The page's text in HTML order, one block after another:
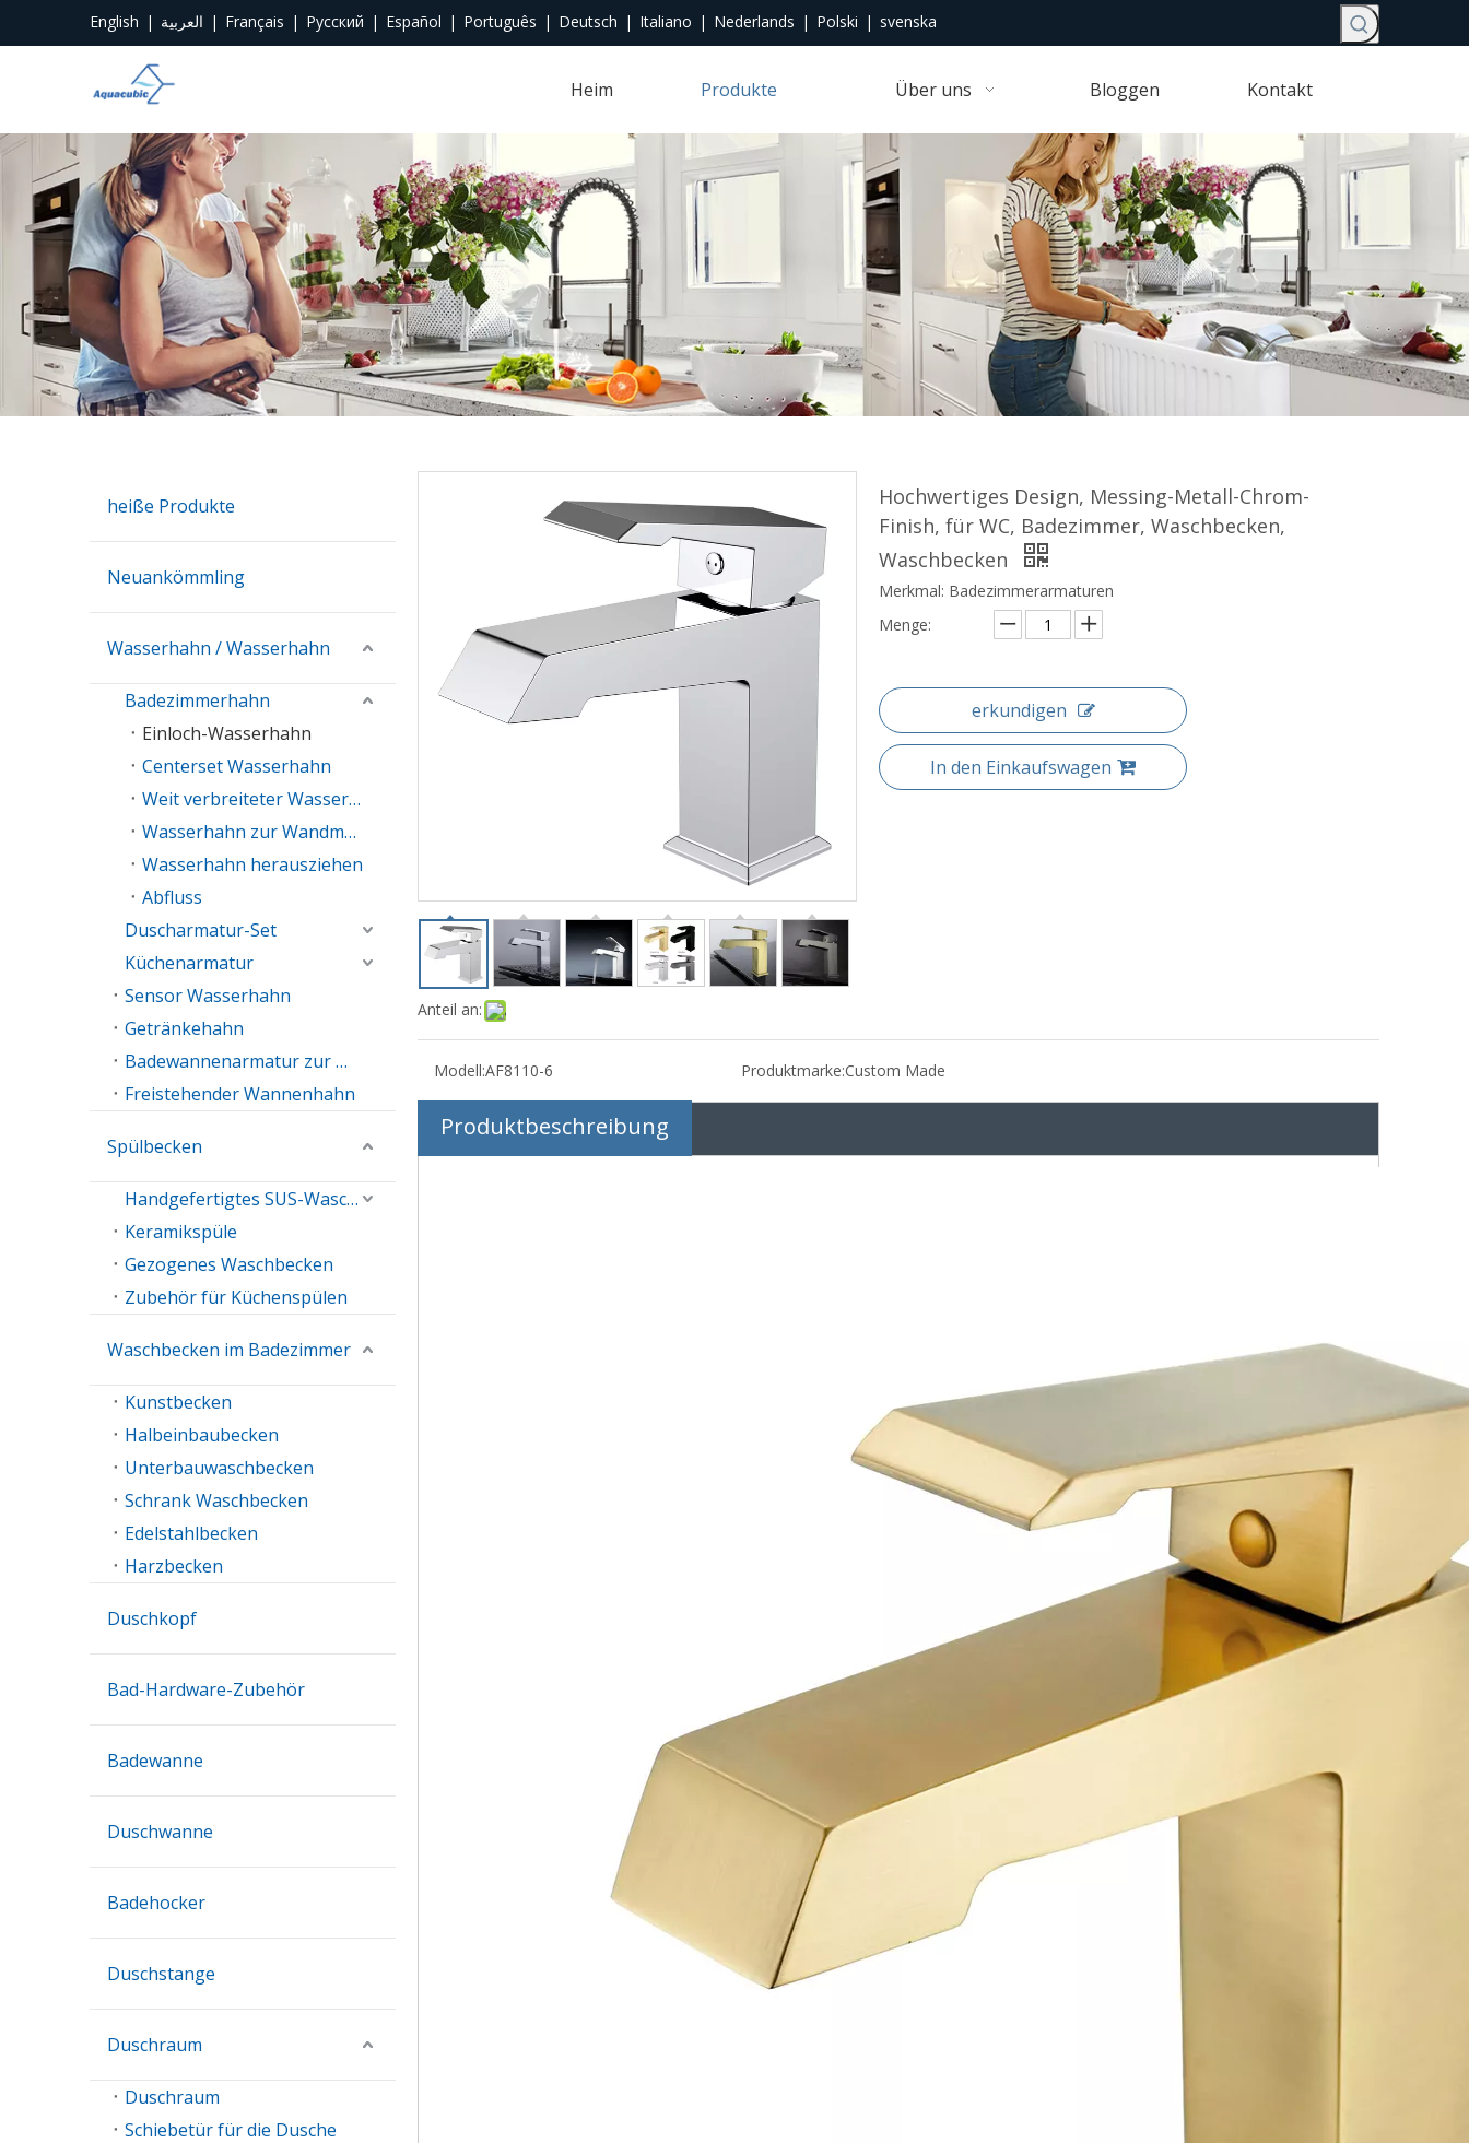
English | العربية | Français | Pусский | Español | Português | Deutsch | Italiano | Nederlands | Polski | svenska
Heim Produkte Über uns Bloggen Kontakt
heiße Produkte
Neuankömmling
Wasserhahn / Wasserhahn
Badezimmerhahn
Einloch-Wasserhahn
Centerset Wasserhahn
Weit verbreiteter Wasserhahn
Wasserhahn zur Wandmontage
Wasserhahn herausziehen
Abfluss
Duscharmatur-Set
Küchenarmatur
Sensor Wasserhahn
Getränkehahn
Badewannenarmatur zur Wandmontage
Freistehender Wannenhahn
Spülbecken
Handgefertigtes SUS-Waschbecken
Keramikspüle
Gezogenes Waschbecken
Zubehör für Küchenspülen
Waschbecken im Badezimmer
Kunstbecken
Halbeinbaubecken
Unterbauwaschbecken
Schrank Waschbecken
Edelstahlbecken
Harzbecken
Duschkopf
Bad-Hardware-Zubehör
Badewanne
Duschwanne
Badehocker
Duschstange
Duschraum
Duschraum
Schiebetür für die Dusche
Anteil an:
Hochwertiges Design, Messing-Metall-Chrom-
Finish, für WC, Badezimmer, Waschbecken,
Waschbecken
Merkmal: Badezimmerarmaturen
Menge:
erkundigen
In den Einkaufswagen
Modell:AF8110-6 Produktmarke:Custom Made
Produktbeschreibung